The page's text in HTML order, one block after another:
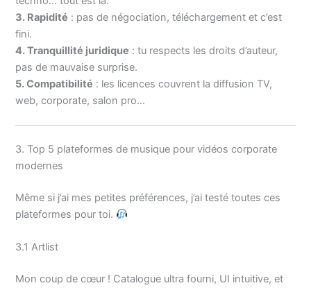
3. Rapidité : pas de négociation, téléchargement et c’est
fini.
4. Tranquillité juridique : tu respects les droits d’auteur,
pas de mauvaise surprise.
5. Compatibilité : les licences couvrent la diffusion TV,
web, corporate, salon pro…
3. Top 5 plateformes de musique pour vidéos corporate
modernes
Même si j’ai mes petites préférences, j’ai testé toutes ces
plateformes pour toi.
3.1 Artlist
Mon coup de cœur ! Catalogue ultra fourni, UI intuitive, et